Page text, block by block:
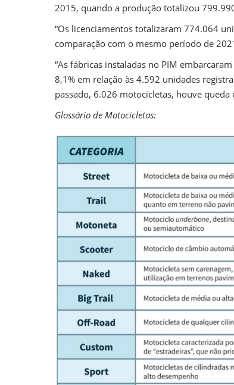
2015, quando a produção totalizou
“Os licenciamentos totalizaram 774.064
comparação com o mesmo período de
“As fábricas instaladas no PIM
8,1% em relação às 4.592 unidades
passado, 6.026 motocicletas, houve queda
Glossário de Motocicletas: